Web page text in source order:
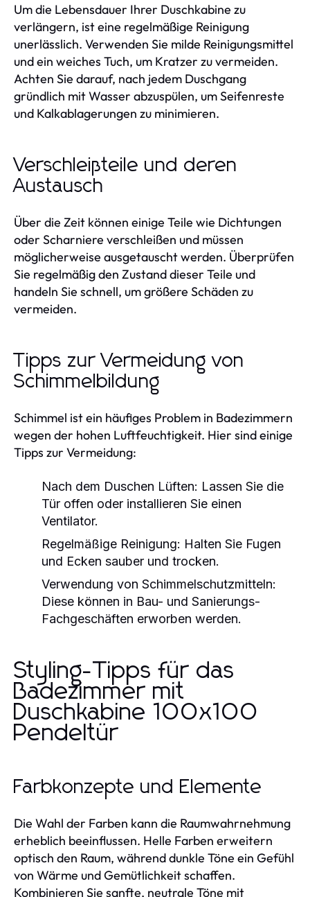
Um die Lebensdauer Ihrer Duschkabine zu
verlängern, ist eine regelmäßige Reinigung
unerlässlich. Verwenden Sie milde Reinigungsmittel
und ein weiches Tuch, um Kratzer zu vermeiden.
Achten Sie darauf, nach jedem Duschgang
gründlich mit Wasser abzuspülen, um Seifenreste
und Kalkablagerungen zu minimieren.
Verschleißteile und deren
Austausch
Über die Zeit können einige Teile wie Dichtungen
oder Scharniere verschleißen und müssen
möglicherweise ausgetauscht werden. Überprüfen
Sie regelmäßig den Zustand dieser Teile und
handeln Sie schnell, um größere Schäden zu
vermeiden.
Tipps zur Vermeidung von
Schimmelbildung
Schimmel ist ein häufiges Problem in Badezimmern
wegen der hohen Luftfeuchtigkeit. Hier sind einige
Tipps zur Vermeidung:
Nach dem Duschen Lüften: Lassen Sie die
Tür offen oder installieren Sie einen
Ventilator.
Regelmäßige Reinigung: Halten Sie Fugen
und Ecken sauber und trocken.
Verwendung von Schimmelschutzmitteln:
Diese können in Bau- und Sanierungs-
Fachgeschäften erworben werden.
Styling-Tipps für das
Badezimmer mit
Duschkabine 100x100
Pendeltür
Farbkonzepte und Elemente
Die Wahl der Farben kann die Raumwahrnehmung
erheblich beeinflussen. Helle Farben erweitern
optisch den Raum, während dunkle Töne ein Gefühl
von Wärme und Gemütlichkeit schaffen.
Kombinieren Sie sanfte, neutrale Töne mit